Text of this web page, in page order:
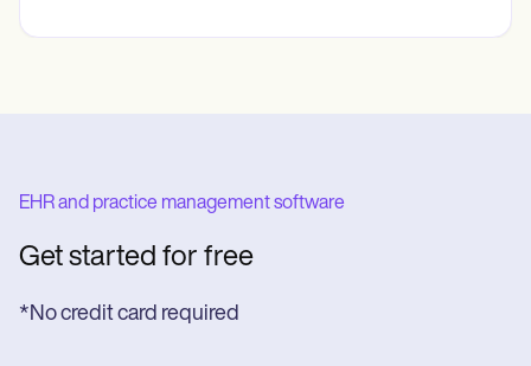
EHR and practice management software
Get started for free
*No credit card required